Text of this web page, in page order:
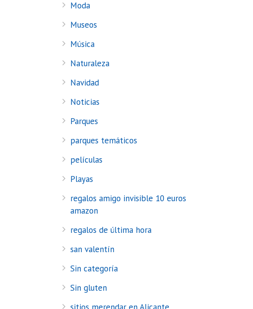
Moda
Museos
Música
Naturaleza
Navidad
Noticias
Parques
parques temáticos
películas
Playas
regalos amigo invisible 10 euros
amazon
regalos de última hora
san valentín
Sin categoría
Sin gluten